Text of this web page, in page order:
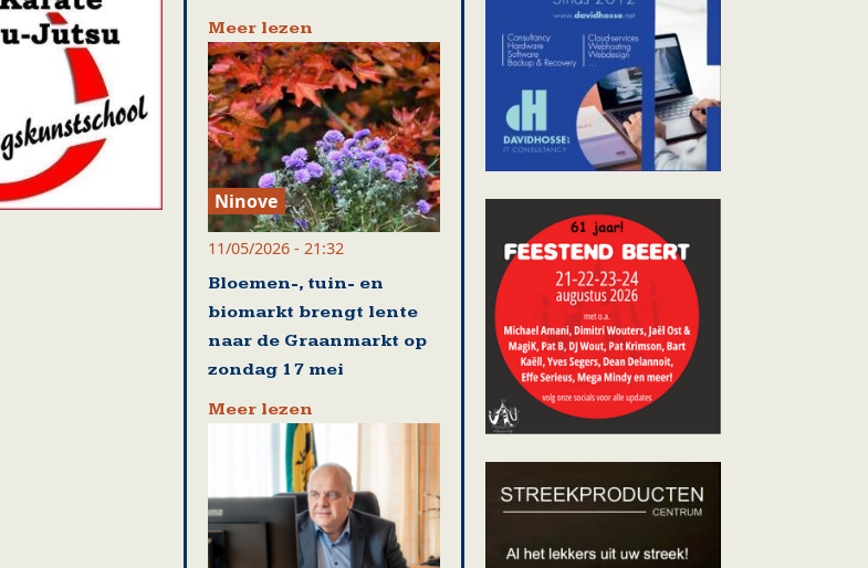
Meer lezen
Ninove
11/05/2026 - 21:32
Bloemen-, tuin- en
biomarkt brengt lente
naar de Graanmarkt op
zondag 17 mei
Meer lezen